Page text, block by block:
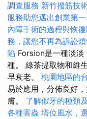
調查服務 新竹撥筋技
服務助您邁出創業第
內障手術的過程與恢
務，讓您不再為訴訟
陷 Forsion是一種淡淡
種。 綠茶提取物和維
早衰老。 桃園地區的
易於應用，分佈良好
膚。 了解假牙的種類
各種害蟲 塔位風水，